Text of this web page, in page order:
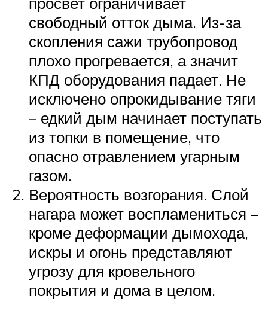
свободный отток дыма. Из-за
скопления сажи трубопровод
плохо прогревается, а значит
КПД оборудования падает. Не
исключено опрокидывание тяги
– едкий дым начинает поступать
из топки в помещение, что
опасно отравлением угарным
газом.
Вероятность возгорания. Слой
нагара может воспламениться –
кроме деформации дымохода,
искры и огонь представляют
угрозу для кровельного
покрытия и дома в целом.